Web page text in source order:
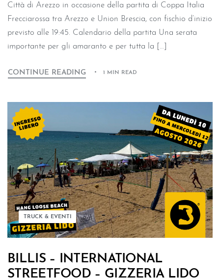
Città di Arezzo in occasione della partita di Coppa Italia
Frecciarossa tra Arezzo e Union Brescia, con fischio d’inizio
previsto alle 19:45. Calendario della partita Una serata
importante per gli amaranto e per tutta la […]
CONTINUE READING 1 MIN READ
TRUCK & EVENTI
BILLIS – INTERNATIONAL
STREETFOOD – GIZZERIA LIDO